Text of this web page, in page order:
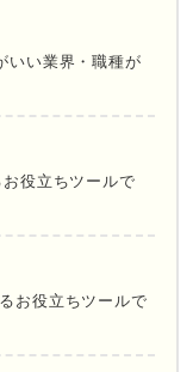
いい業界・職種が
役立ちツールで
お役立ちツールで